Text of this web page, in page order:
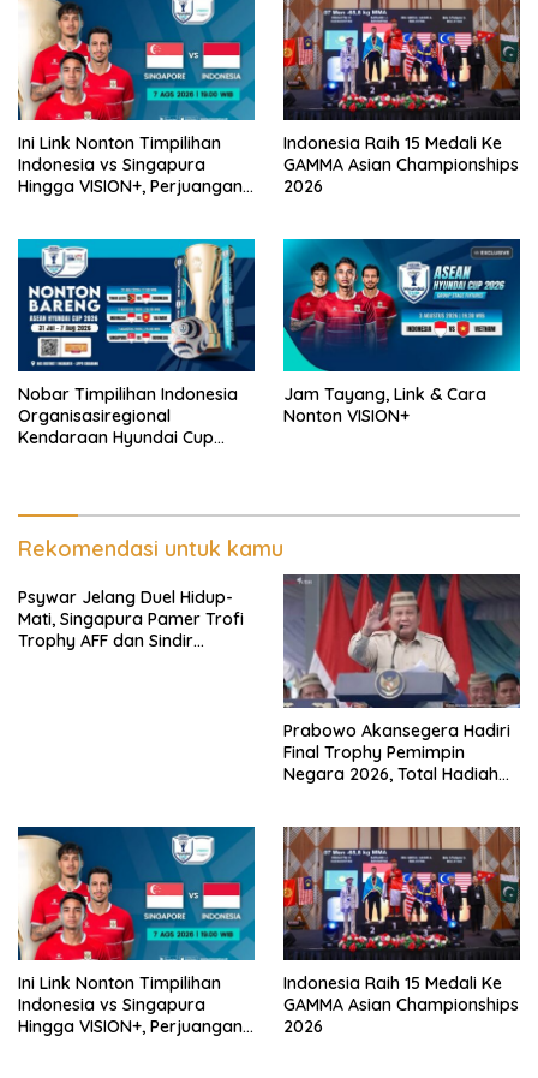
Ini Link Nonton Timpilihan
Indonesia vs Singapura
Hingga VISION+, Perjuangan
Indonesia Raih 15 Medali Ke
GAMMA Asian Championships
2026
Nobar Timpilihan Indonesia
Organisasiregional
Kendaraan Hyundai Cup
Jam Tayang, Link & Cara
Nonton VISION+
Rekomendasi untuk kamu
Psywar Jelang Duel Hidup-
Mati, Singapura Pamer Trofi
Trophy AFF dan Sindir
Prabowo Akansegera Hadiri
Final Trophy Pemimpin
Negara 2026, Total Hadiah
Ini Link Nonton Timpilihan
Indonesia vs Singapura
Hingga VISION+, Perjuangan
Indonesia Raih 15 Medali Ke
GAMMA Asian Championships
2026